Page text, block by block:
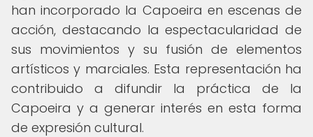
han incorporado la Capoeira en escenas de
acción, destacando la espectacularidad de
sus movimientos y su fusión de elementos
artísticos y marciales. Esta representación ha
contribuido a difundir la práctica de la
Capoeira y a generar interés en esta forma
de expresión cultural.